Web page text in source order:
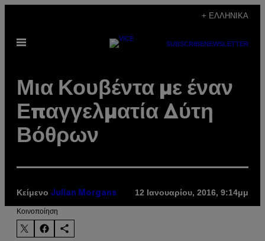
περιεχόμενο
+ ΕΛΛΗΝΙΚΆ
Ανοίξτε
SUBSCRIBENEWSLETTER
Μια Κουβέντα με έναν
Επαγγελματία Δύτη
Βόθρων
Κείμενο Julian Morgans 12 Ιανουαρίου, 2016, 9:14μμ
Kοινοποίηση